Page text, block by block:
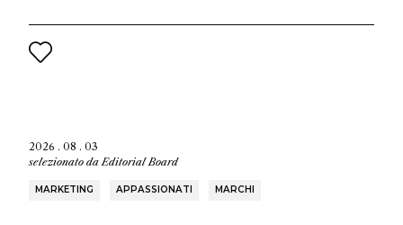
2026 . 08 . 03
selezionato daEditorial Board
MARKETING APPASSIONATI MARCHI